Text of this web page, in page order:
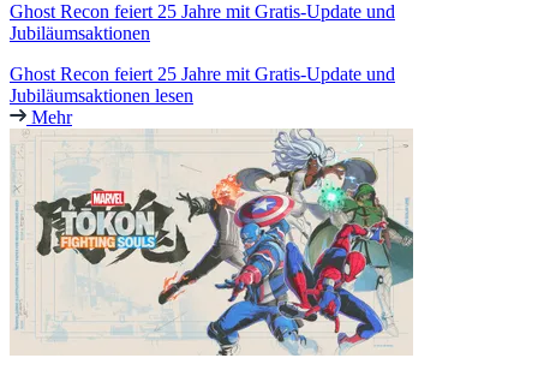
Ghost Recon feiert 25 Jahre mit Gratis-Update und
Jubiläumsaktionen
Ghost Recon feiert 25 Jahre mit Gratis-Update und
Jubiläumsaktionen lesen
Mehr